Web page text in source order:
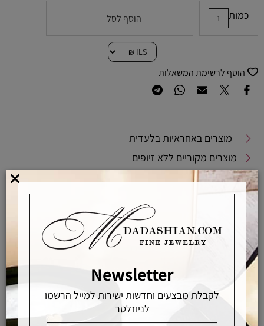
כמות הוסף לסל
הוסף לרשימת המשאלות
מוצרים באחראיות בלעדית
מוצרים מקוריים ללא זיופים
משלוחים מהירים
אפשרויות החלפה / החזרה
אחראיות בלעדית משלוחים מהירים רכישה מאובטחת Newsletter
לקבלת מבצעים וחדשות ישירות למייל הרשמו
לניוזלטר